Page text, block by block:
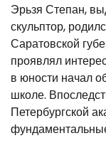
Эрьзя Степан,
скульптор,
Саратовской
проявлял
в юности начал
школе.
Петербургской